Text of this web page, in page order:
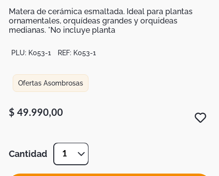
Matera de cerámica esmaltada. Ideal para plantas
ornamentales, orquídeas grandes y orquideas
medianas. *No incluye planta
PLU: K053-1 REF: K053-1
Ofertas Asombrosas
$ 49.990,00
Cantidad 1